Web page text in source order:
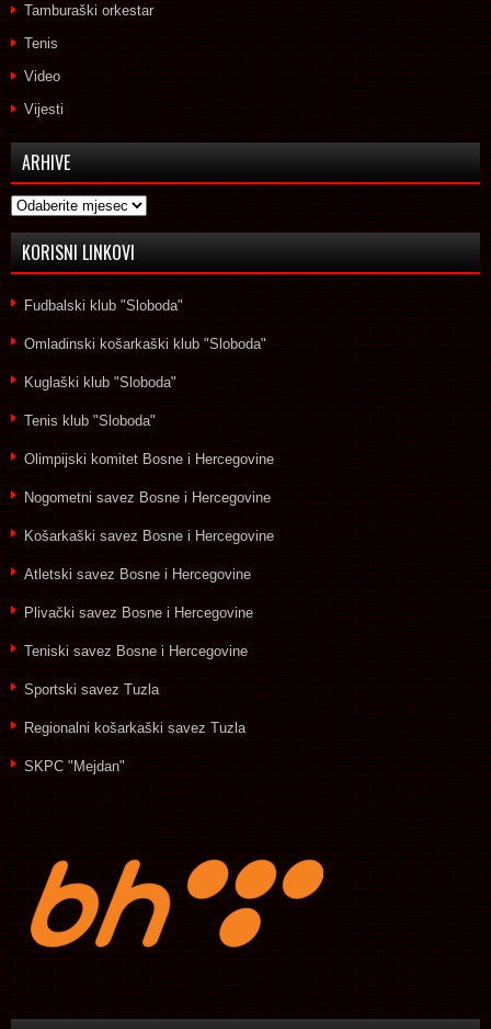
Tamburaški orkestar
Tenis
Video
Vijesti
ARHIVE
Arhive
KORISNI LINKOVI
Fudbalski klub "Sloboda"
Omladinski košarkaški klub "Sloboda"
Kuglaški klub "Sloboda"
Tenis klub "Sloboda"
Olimpijski komitet Bosne i Hercegovine
Nogometni savez Bosne i Hercegovine
Košarkaški savez Bosne i Hercegovine
Atletski savez Bosne i Hercegovine
Plivački savez Bosne i Hercegovine
Teniski savez Bosne i Hercegovine
Sportski savez Tuzla
Regionalni košarkaški savez Tuzla
SKPC "Mejdan"